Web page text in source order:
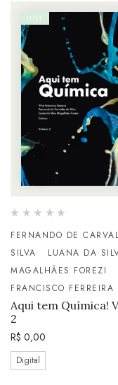
HOT
FERNANDO DE
SILVA
LUANA DA
MAGALHÃES FOREZI
FRANCISCO FERREIRA
Aqui tem Química!
2
R$ 0,00
Digital